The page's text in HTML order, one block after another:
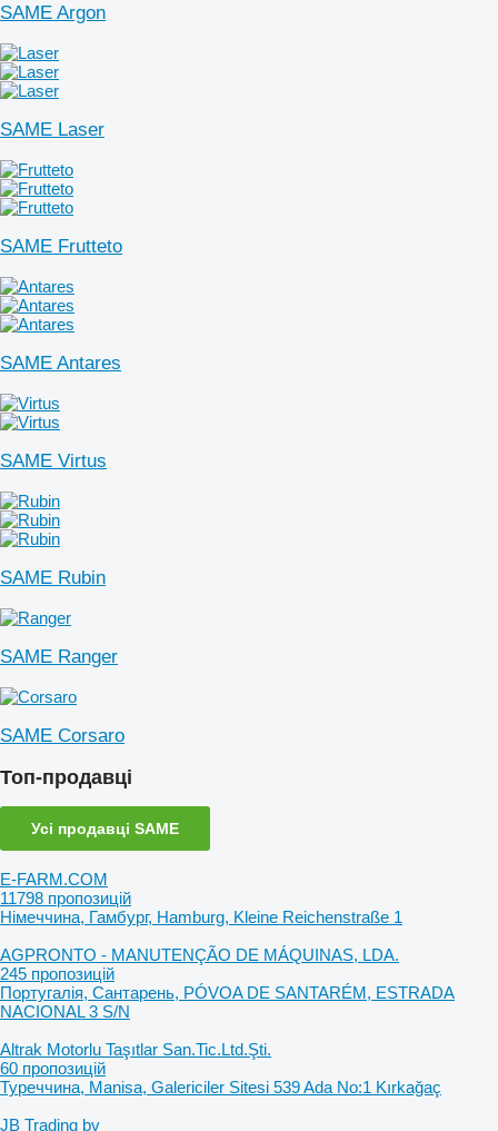
SAME Argon
SAME Laser
SAME Frutteto
SAME Antares
SAME Virtus
SAME Rubin
SAME Ranger
SAME Corsaro
Топ-продавці
Усі продавці SAME
E-FARM.COM
11798 пропозицій
Німеччина, Гамбург, Hamburg, Kleine Reichenstraße 1
AGPRONTO - MANUTENÇÃO DE MÁQUINAS, LDA.
245 пропозицій
Португалія, Сантарень, PÓVOA DE SANTARÉM, ESTRADA
NACIONAL 3 S/N
Altrak Motorlu Taşıtlar San.Tic.Ltd.Şti.
60 пропозицій
Туреччина, Manisa, Galericiler Sitesi 539 Ada No:1 Kırkağaç
JB Trading bv